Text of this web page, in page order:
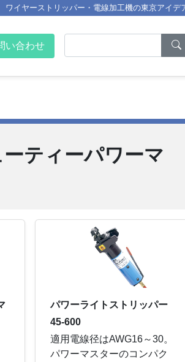
ワイヤーストリッパー・電線加工機の東京アイデ
い合わせ
ティーパワーマ
パワーライトストリッパー
45-600
適用電線径はAWG16～30。
パワーマスターのコンパク